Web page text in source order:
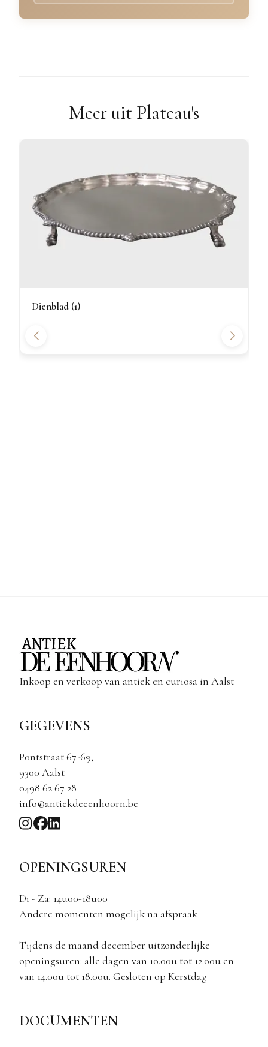
Meer uit Plateau's
Dienblad (1)
Inkoop en verkoop van antiek en curiosa in Aalst
GEGEVENS
Pontstraat 67-69,
9300 Aalst
0498 62 67 28
info@antiekdeeenhoorn.be
OPENINGSUREN
Di - Za: 14u00-18u00
Andere momenten mogelijk na afspraak
Tijdens de maand december uitzonderlijke
openingsuren: alle dagen van 10.00u tot 12.00u en
van 14.00u tot 18.00u. Gesloten op Kerstdag
DOCUMENTEN